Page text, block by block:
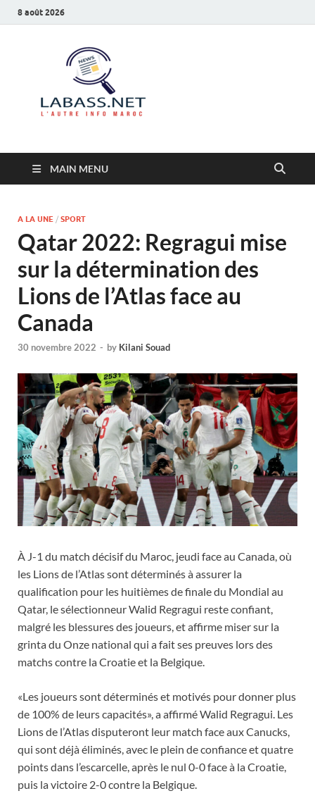
8 août 2026
MAIN MENU
A LA UNE / SPORT
Qatar 2022: Regragui mise
sur la détermination des
Lions de l’Atlas face au
Canada
30 novembre 2022 - by Kilani Souad
À J-1 du match décisif du Maroc, jeudi face au Canada, où
les Lions de l’Atlas sont déterminés à assurer la
qualification pour les huitièmes de finale du Mondial au
Qatar, le sélectionneur Walid Regragui reste confiant,
malgré les blessures des joueurs, et affirme miser sur la
grinta du Onze national qui a fait ses preuves lors des
matchs contre la Croatie et la Belgique.
«Les joueurs sont déterminés et motivés pour donner plus
de 100% de leurs capacités», a affirmé Walid Regragui. Les
Lions de l’Atlas disputeront leur match face aux Canucks,
qui sont déjà éliminés, avec le plein de confiance et quatre
points dans l’escarcelle, après le nul 0-0 face à la Croatie,
puis la victoire 2-0 contre la Belgique.